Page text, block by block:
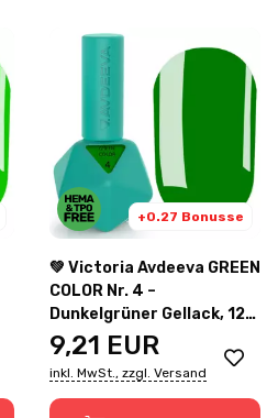
+0.27 Bonusse
💚 Victoria Avdeeva GREEN
COLOR Nr. 4 –
Dunkelgrüner Gellack, 12
ml
9,21 EUR
inkl. MwSt., zzgl. Versand